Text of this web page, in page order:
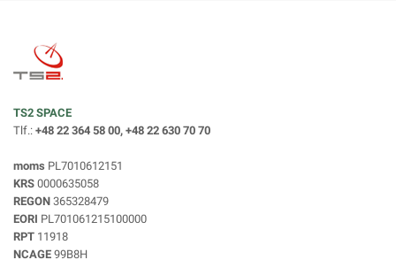
TS2 SPACE
Tlf.: +48 22 364 58 00, +48 22 630 70 70
moms PL7010612151
KRS 0000635058
REGON 365328479
EORI PL701061215100000
RPT 11918
NCAGE 99B8H